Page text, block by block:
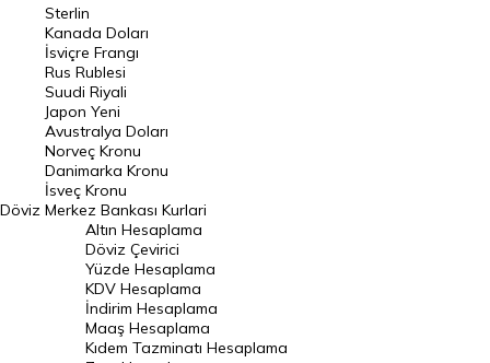
Frank Kuru
Riyal Kuru
Avustralya Doları
Danimarka Kronu Kuru
Kanada Doları Kuru
Norveç Kronu Kuru
İsveç Kronu Kuru
Japon Yeni Kuru
Serbest Piyasa Döviz Kurları
Merkez Bankası Döviz Kurları
Döviz
Sterlin
Kanada Doları
İsviçre Frangı
Rus Rublesi
Suudi Riyali
Japon Yeni
Avustralya Doları
Norveç Kronu
Danimarka Kronu
İsveç Kronu
Merkez Bankası Kurlari
Altın Hesaplama
Döviz Çevirici
Yüzde Hesaplama
KDV Hesaplama
İndirim Hesaplama
Maaş Hesaplama
Kıdem Tazminatı Hesaplama